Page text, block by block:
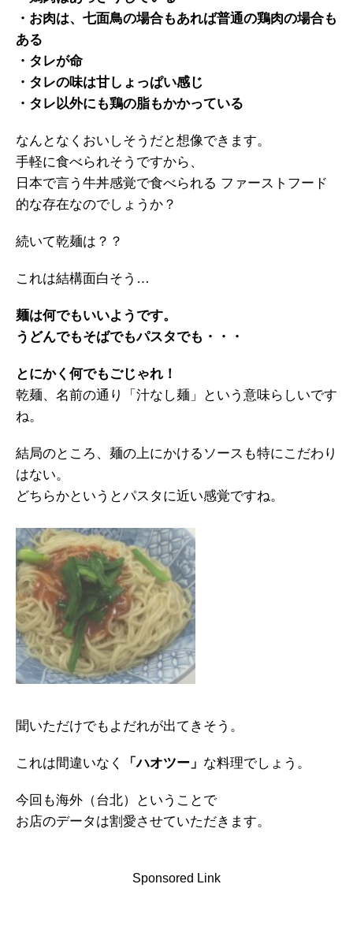
・お肉は、七面鳥の場合もあれば普通の鶏肉の場合も
ある
・タレが命
・タレの味は甘しょっぱい感じ
・タレ以外にも鶏の脂もかかっている
なんとなくおいしそうだと想像できます。
手軽に食べられそうですから、
日本で言う牛丼感覚で食べられる ファーストフード
的な存在なのでしょうか？
続いて乾麺は？？
これは結構面白そう…
麺は何でもいいようです。
うどんでもそばでもパスタでも・・・
とにかく何でもごじゃれ！
乾麺、名前の通り「汁なし麺」という意味らしいです
ね。
結局のところ、麺の上にかけるソースも特にこだわり
はない。
どちらかというとパスタに近い感覚ですね。
聞いただけでもよだれが出てきそう。
これは間違いなく 「ハオツー」 な料理でしょう。
今回も海外（台北）ということで
お店のデータは割愛させていただきます。
Sponsored Link